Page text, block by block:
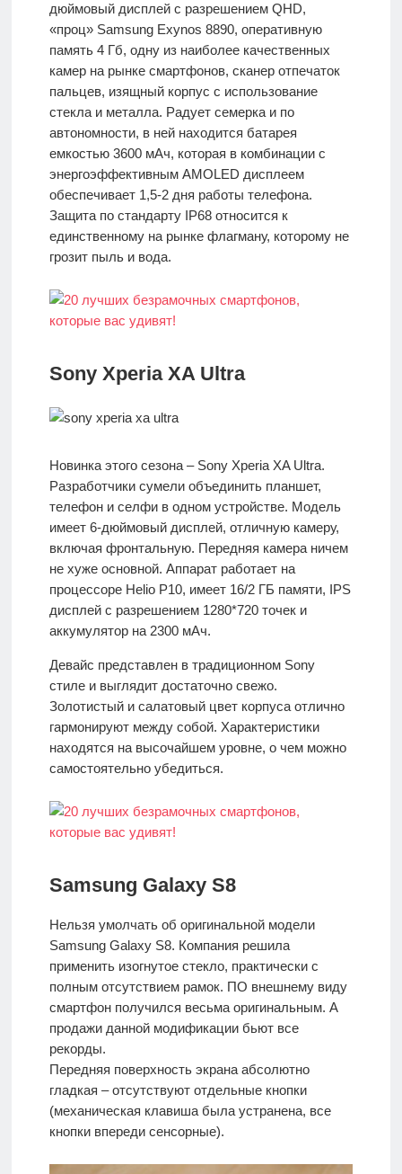
дюймовый дисплей с разрешением QHD,
«проц» Samsung Exynos 8890, оперативную
память 4 Гб, одну из наиболее качественных
камер на рынке смартфонов, сканер отпечаток
пальцев, изящный корпус с использование
стекла и металла. Радует семерка и по
автономности, в ней находится батарея
емкостью 3600 мАч, которая в комбинации с
энергоэффективным AMOLED дисплеем
обеспечивает 1,5-2 дня работы телефона.
Защита по стандарту IP68 относится к
единственному на рынке флагману, которому не
грозит пыль и вода.
Sony Xperia XA Ultra
Новинка этого сезона – Sony Xperia XA Ultra.
Разработчики сумели объединить планшет,
телефон и селфи в одном устройстве. Модель
имеет 6-дюймовый дисплей, отличную камеру,
включая фронтальную. Передняя камера ничем
не хуже основной. Аппарат работает на
процессоре Helio P10, имеет 16/2 ГБ памяти, IPS
дисплей с разрешением 1280*720 точек и
аккумулятор на 2300 мАч.
Девайс представлен в традиционном Sony
стиле и выглядит достаточно свежо.
Золотистый и салатовый цвет корпуса отлично
гармонируют между собой. Характеристики
находятся на высочайшем уровне, о чем можно
самостоятельно убедиться.
Samsung Galaxy S8
Нельзя умолчать об оригинальной модели
Samsung Galaxy S8. Компания решила
применить изогнутое стекло, практически с
полным отсутствием рамок. ПО внешнему виду
смартфон получился весьма оригинальным. А
продажи данной модификации бьют все
рекорды.
Передняя поверхность экрана абсолютно
гладкая – отсутствуют отдельные кнопки
(механическая клавиша была устранена, все
кнопки впереди сенсорные).